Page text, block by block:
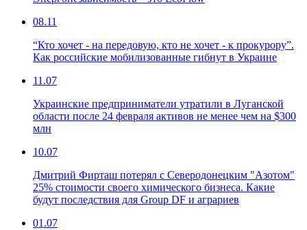
08.11
“Кто хочет - на передовую, кто не хочет - к прокурору”.
Как российские мобилизованные гибнут в Украине
11.07
Украинские предприниматели утратили в Луганской
области после 24 февраля активов не менее чем на $300
млн
10.07
Дмитрий Фирташ потерял с Северодонецким "Азотом"
25% стоимости своего химического бизнеса. Какие
будут последствия для Group DF и аграриев
01.07